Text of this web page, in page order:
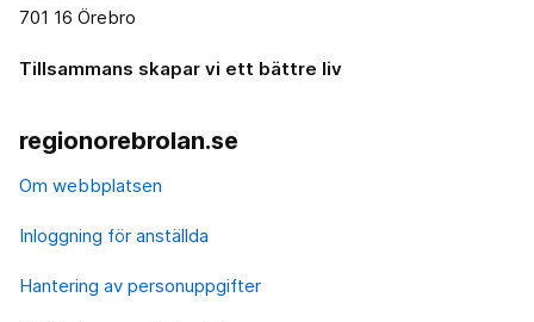
701 16 Örebro
Tillsammans skapar vi ett bättre liv
regionorebrolan.se
Om webbplatsen
Inloggning för anställda
Hantering av personuppgifter